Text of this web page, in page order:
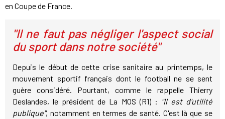
en Coupe de France.
"Il ne faut pas négliger l'aspect social
du sport dans notre société"
Depuis le début de cette crise sanitaire au printemps, le
mouvement sportif français dont le football ne se sent
guère considéré. Pourtant, comme le rappelle Thierry
Deslandes, le président de La MOS (R1) : "Il est d'utilité
publique", notamment en termes de santé. C'est là que se